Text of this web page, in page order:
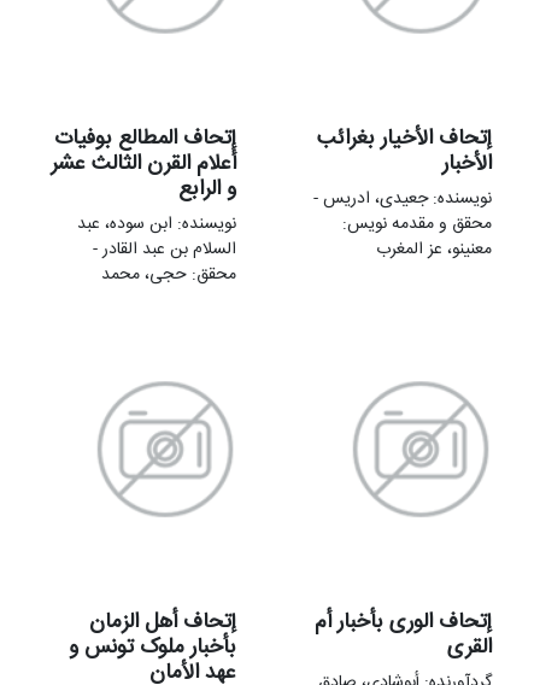
إتحاف الأخیار بغرائب
الأخبار
نویسنده: جعیدی، ادریس -
محقق و مقدمه نویس:
معنینو، عز المغرب
إتحاف المطالع بوفيات
أعلام القرن الثالث عشر
و الرابع
نویسنده: ابن سوده، عبد
السلام بن عبد القادر -
محقق: حجی، محمد
إتحاف الوری بأخبار أم
القری
إتحاف أهل الزمان
بأخبار ملوک تونس و
عهد الأمان